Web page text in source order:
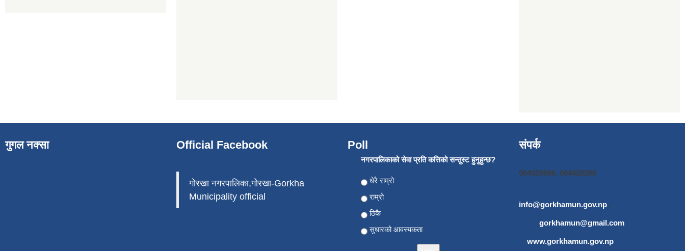
गुगल नक्सा Official Facebook
गोरखा नगरपालिका,गोरखा-Gorkha
Municipality official
Poll
नगरपालिकाको सेवा प्रति कत्तिको सन्तुस्ट हुनुहुन्छ?
Choices
धेरै राम्रो
राम्रो
ठिकै
सुधारको आवस्यकता
संपर्क
064420696, 064420269
info@gorkhamun.gov.np,
gorkhamun@gmail.com
www.gorkhamun.gov.np